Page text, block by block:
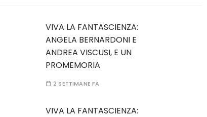
VIVA LA FANTASCIENZA:
ANGELA BERNARDONI E
ANDREA VISCUSI, E UN
PROMEMORIA
2 SETTIMANE FA
VIVA LA FANTASCIENZA: